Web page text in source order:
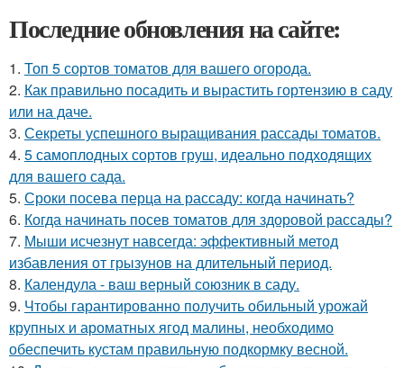
Последние обновления на сайте:
1. Топ 5 сортов томатов для вашего огорода.
2. Как правильно посадить и вырастить гортензию в саду
или на даче.
3. Секреты успешного выращивания рассады томатов.
4. 5 самоплодных сортов груш, идеально подходящих
для вашего сада.
5. Сроки посева перца на рассаду: когда начинать?
6. Когда начинать посев томатов для здоровой рассады?
7. Мыши исчезнут навсегда: эффективный метод
избавления от грызунов на длительный период.
8. Календула - ваш верный союзник в саду.
9. Чтобы гарантированно получить обильный урожай
крупных и ароматных ягод малины, необходимо
обеспечить кустам правильную подкормку весной.